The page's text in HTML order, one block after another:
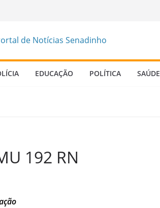
EDUCAÇÃO POLÍTICA SAÚDE
192 RN